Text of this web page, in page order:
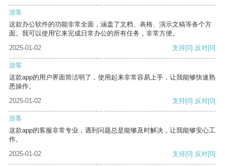
游客
这款办公软件的功能非常全面，涵盖了文档、表格、演示文稿等各个方
面。我可以使用它来完成日常办公的所有任务，非常方便。
2025-01-02
支持[0] 反对[0]
游客
这款app的用户界面简洁明了，使用起来非常容易上手，让我能够快速熟
悉操作。
2025-01-02
支持[0] 反对[0]
游客
这款app的客服非常专业，遇到问题总是能够及时解决，让我能够安心工
作。
2025-01-02
支持[0] 反对[0]